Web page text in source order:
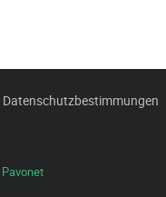
Datenschutzbestimmungen
Pavonet